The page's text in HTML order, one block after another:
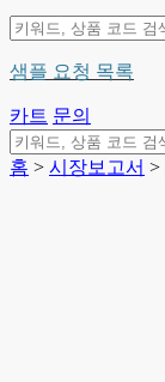
샘플 요청 목록
카트 문의
홈 > 시장보고서 >